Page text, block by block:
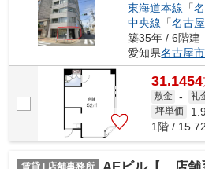
東海道本線 「
中央線 「名古屋
築35年 / 6階建
愛知県名古屋
31.1454
敷金 - 礼
坪単価
1階 /
賃貸 | 店舗事務所